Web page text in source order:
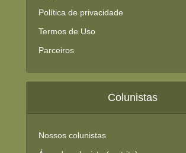
Política de privacidade
Termos de Uso
Parceiros
Colunistas
Nossos colunistas